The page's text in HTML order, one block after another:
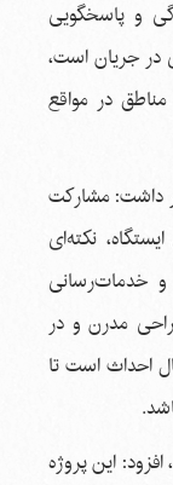
و پاسخگویی
در جریان است،
در مواقع
داشت: مشارکت
نکته‌ای
و خدمات‌رسانی
مدرن و در
در حال احداث است تا
این پروژه